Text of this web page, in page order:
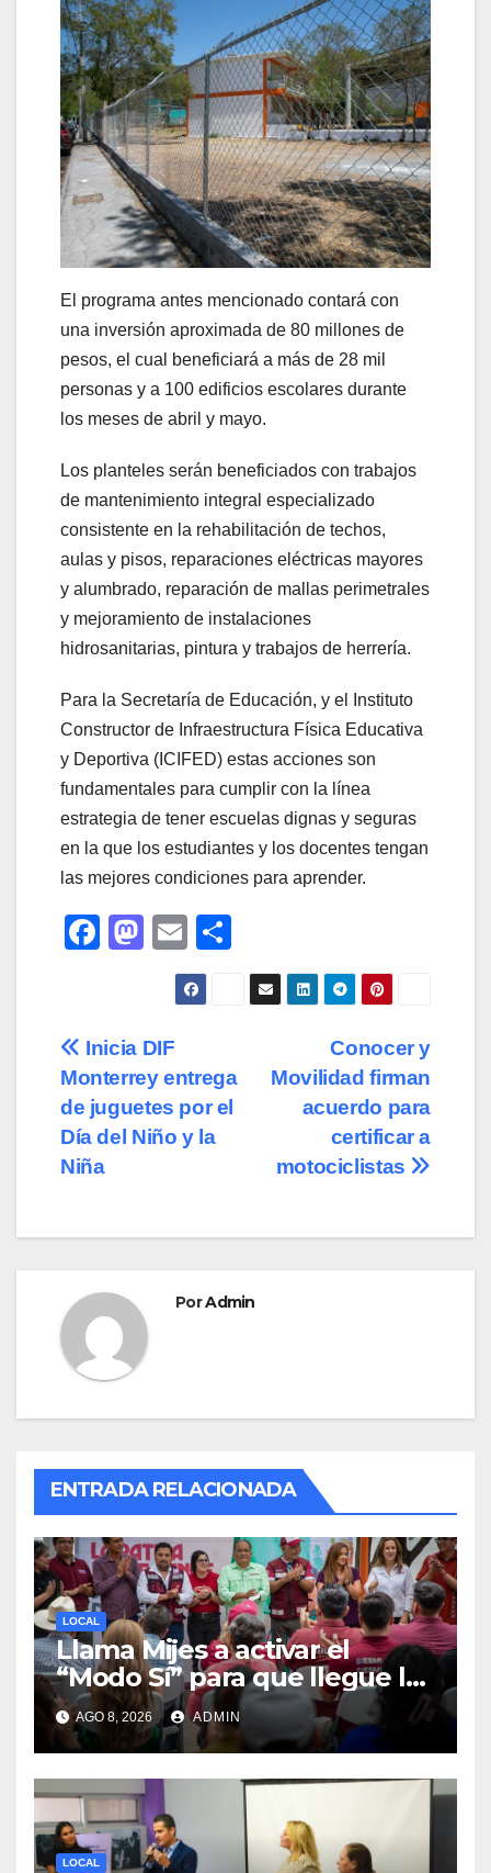
El programa antes mencionado contará con
una inversión aproximada de 80 millones de
pesos, el cual beneficiará a más de 28 mil
personas y a 100 edificios escolares durante
los meses de abril y mayo.
Los planteles serán beneficiados con trabajos
de mantenimiento integral especializado
consistente en la rehabilitación de techos,
aulas y pisos, reparaciones eléctricas mayores
y alumbrado, reparación de mallas perimetrales
y mejoramiento de instalaciones
hidrosanitarias, pintura y trabajos de herrería.
Para la Secretaría de Educación, y el Instituto
Constructor de Infraestructura Física Educativa
y Deportiva (ICIFED) estas acciones son
fundamentales para cumplir con la línea
estrategia de tener escuelas dignas y seguras
en la que los estudiantes y los docentes tengan
las mejores condiciones para aprender.
F
e
b
o
o
k
M
o
d
o
n
E
m
ail
o
m
ar
tir
Navegación
de
entradas
Conocer y
Movilidad firman
acuerdo para
certificar a
motociclistas
Inicia DIF
Monterrey entrega
de juguetes por el
Día del Niño y la
Niña
PorAdmin
ENTRADA RELACIONADA
LOCAL
Llama Mijes a activar el
“Modo Sí” para que llegue la
Transformación a Nuevo
León
AGO 8, 2026 ADMIN
LOCAL